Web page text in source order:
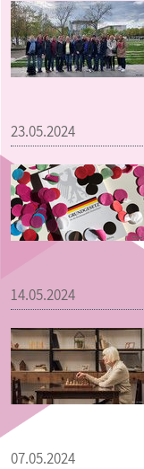
23.05.2024
14.05.2024
07.05.2024